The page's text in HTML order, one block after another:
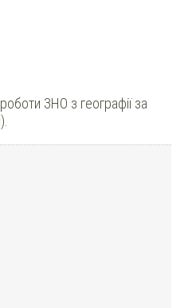
ЗНО з географії за